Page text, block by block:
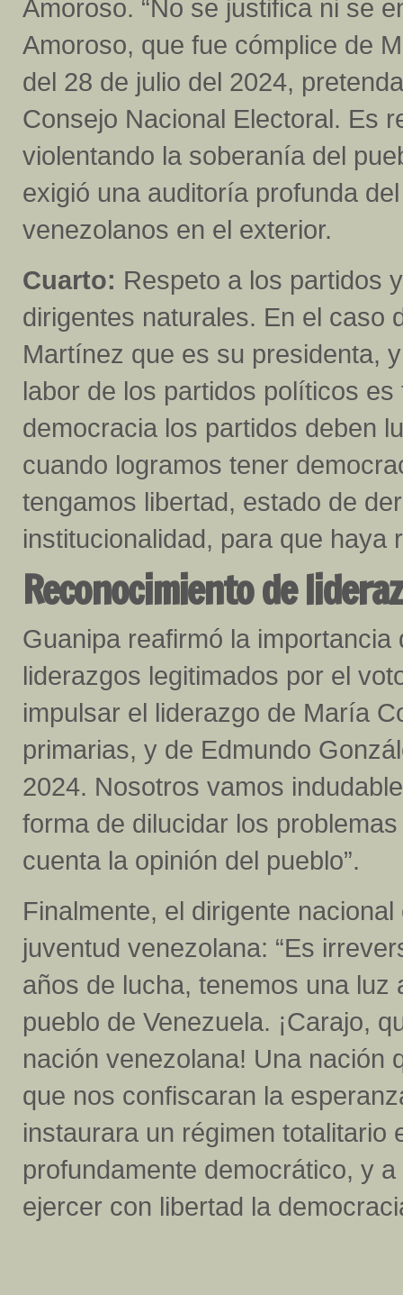
Amoroso. “No se justifica ni se
Amoroso, que fue cómplice de
del 28 de julio del 2024,
Consejo Nacional Electoral. Es
violentando la soberanía del
exigió una auditoría profunda
venezolanos en el exterior.
Cuarto: Respeto a los partidos
dirigentes naturales. En el caso
Martínez que es su presidenta,
labor de los partidos políticos
democracia los partidos deben
cuando logramos tener
tengamos libertad, estado de
institucionalidad, para que haya
Reconocimiento de
Guanipa reafirmó la
liderazgos legitimados por el
impulsar el liderazgo de María
primarias, y de Edmundo
2024. Nosotros vamos
forma de dilucidar los
cuenta la opinión del pueblo”.
Finalmente, el dirigente
juventud venezolana: “Es
años de lucha, tenemos una luz
pueblo de Venezuela. ¡Carajo,
nación venezolana! Una nación
que nos confiscaran la
instaurara un régimen totalitario
profundamente democrático, y
ejercer con libertad la